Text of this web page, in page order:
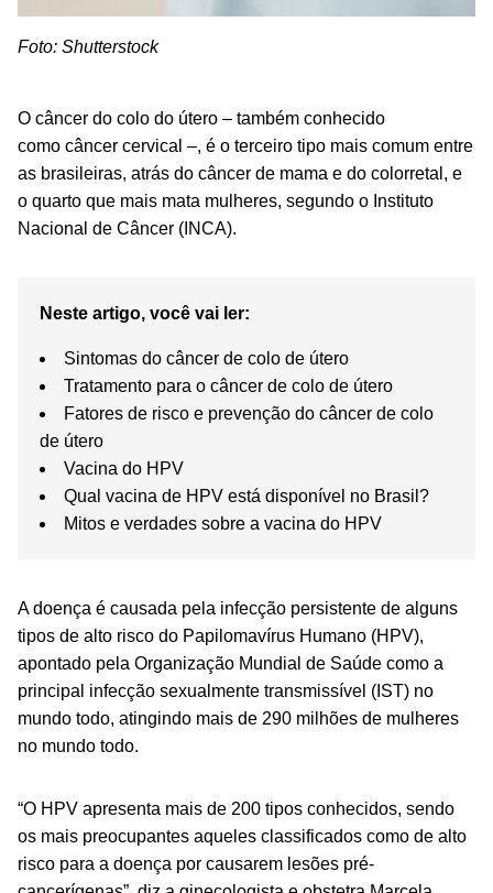
Foto: Shutterstock
O câncer do colo do útero – também conhecido
como câncer cervical –, é o terceiro tipo mais comum entre
as brasileiras, atrás do câncer de mama e do colorretal, e
o quarto que mais mata mulheres, segundo o Instituto
Nacional de Câncer (INCA).
Neste artigo, você vai ler:
Sintomas do câncer de colo de útero
Tratamento para o câncer de colo de útero
Fatores de risco e prevenção do câncer de colo
de útero
Vacina do HPV
Qual vacina de HPV está disponível no Brasil?
Mitos e verdades sobre a vacina do HPV
A doença é causada pela infecção persistente de alguns
tipos de alto risco do Papilomavírus Humano (HPV),
apontado pela Organização Mundial de Saúde como a
principal infecção sexualmente transmissível (IST) no
mundo todo, atingindo mais de 290 milhões de mulheres
no mundo todo.
“O HPV apresenta mais de 200 tipos conhecidos, sendo
os mais preocupantes aqueles classificados como de alto
risco para a doença por causarem lesões pré-